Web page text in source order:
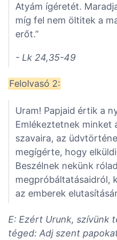
Atyám ígéretét.
míg fel nem öltitek a
erőt.”
- Lk 24,35-49
Felolvasó 2:
Uram! Papjaid értik a
Emlékeztetnek minket
szavaira, az
megígérte, hogy
Beszélnek nekünk
megpróbáltatásaidról,
az emberek
E: Ezért Urunk, szívünk
téged: Adj szent